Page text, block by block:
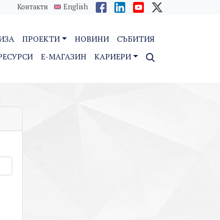
Контакти English
ПРОЕКТИ НОВИНИ
СЪБИТИЯ
E-МАГАЗИН КАРИЕРИ